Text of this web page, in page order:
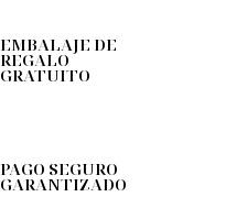
EMBALAJE DE
REGALO
GRATUITO
PAGO SEGURO
GARANTIZADO